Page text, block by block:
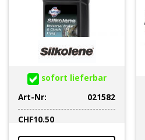
sofort lieferbar
Art-Nr:
021582
CHF10.50